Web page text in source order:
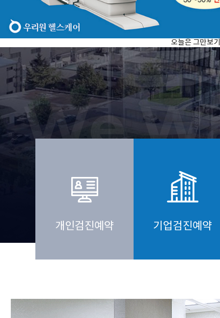
오늘은 그만보기
개인검진예약 기업검진예약